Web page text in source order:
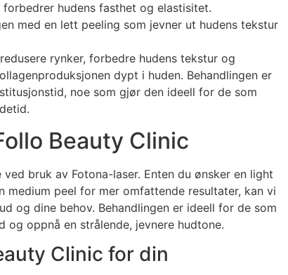
hudens fasthet og elastisitet.
med en lett peeling som jevner ut hudens tekstur
rynker, forbedre hudens tekstur og
dypt i huden. Behandlingen er
noe som gjør den ideell for de som
Beauty Clinic
bruk av Fotona-laser. Enten du ønsker en light
medium peel for mer omfattende resultater, kan vi
og dine behov. Behandlingen er ideell for de som
oppnå en strålende, jevnere hudtone.
Clinic for din